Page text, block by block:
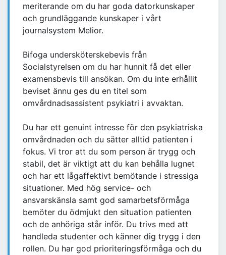
meriterande om du har goda datorkunskaper
och grundläggande kunskaper i vårt
journalsystem Melior.
Bifoga undersköterskebevis från
Socialstyrelsen om du har hunnit få det eller
examensbevis till ansökan. Om du inte erhållit
beviset ännu ges du en titel som
omvårdnadsassistent psykiatri i avvaktan.
Du har ett genuint intresse för den psykiatriska
omvårdnaden och du sätter alltid patienten i
fokus. Vi tror att du som person är trygg och
stabil, det är viktigt att du kan behålla lugnet
och har ett lågaffektivt bemötande i stressiga
situationer. Med hög service- och
ansvarskänsla samt god samarbetsförmåga
bemöter du ödmjukt den situation patienten
och de anhöriga står inför. Du trivs med att
handleda studenter och känner dig trygg i den
rollen. Du har god prioriteringsförmåga och du